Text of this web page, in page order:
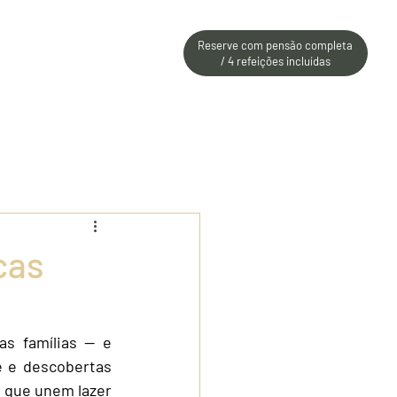
Reserve com pensão completa
/ 4 refeições incluídas
famílias — e
e descobertas
unem lazer